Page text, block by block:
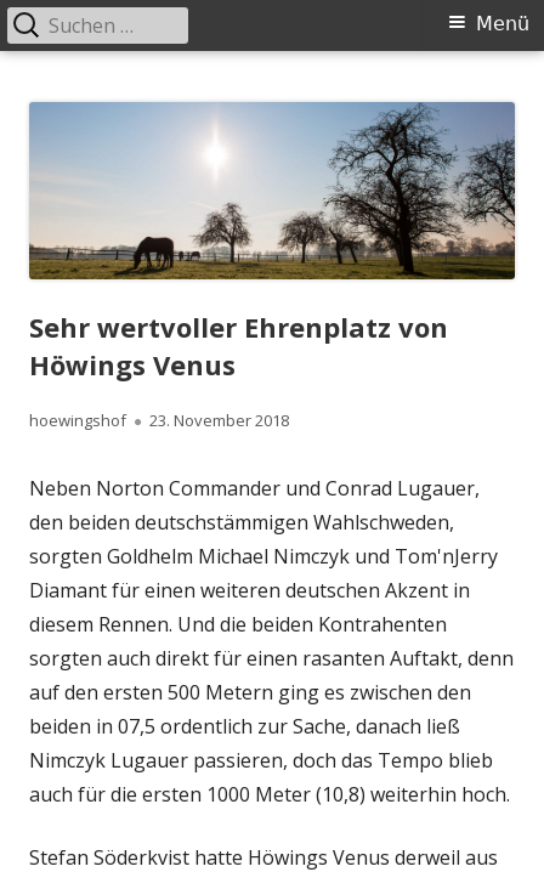
zum
Primäres
Menü
Suchen
nach:
Sehr wertvoller Ehrenplatz von
Höwings Venus
Autor
hoewingshof
Veröffentlicht
23. November 2018
Neben Norton Commander und Conrad Lugauer,
den beiden deutschstämmigen Wahlschweden,
sorgten Goldhelm Michael Nimczyk und Tom'nJerry
Diamant für einen weiteren deutschen Akzent in
diesem Rennen. Und die beiden Kontrahenten
sorgten auch direkt für einen rasanten Auftakt, denn
auf den ersten 500 Metern ging es zwischen den
beiden in 07,5 ordentlich zur Sache, danach ließ
Nimczyk Lugauer passieren, doch das Tempo blieb
auch für die ersten 1000 Meter (10,8) weiterhin hoch.
Stefan Söderkvist hatte Höwings Venus derweil aus